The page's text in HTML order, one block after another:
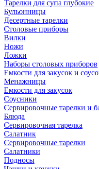
Тарелки для супа глубокие
Бульонницы
Десертные тарелки
Столовые приборы
Вилки
Ножи
Ложки
Наборы столовых приборов
Емкости для закусок и
Менажницы
Емкости для закусок
Соусники
Сервировочные тарелки и
Блюда
Сервировочная тарелка
Салатник
Сервировочные тарелки
Салатники
Подносы